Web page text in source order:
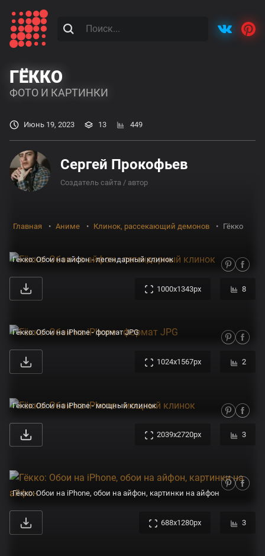
ГЁККО
ФОТО И КАРТИНКИ
Июнь 19, 2023 13 449
Сергей Прокофьев
Создатель сайта / автор
Главная Аниме Клинок, рассекающий демонов Гёкко
Гёкко: Обои на айфон - легендарный клинок
1000x1343px 8
Гёкко: Обои на iPhone - формат JPG
1024x1567px 2
Гёкко: Обои на iPhone - мощный клинок
2039x2720px 3
Гёкко: Обои на iPhone, обои на айфон, картинки на айфон
688x1280px 3